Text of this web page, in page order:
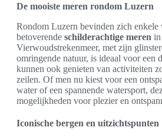
De mooiste meren rondom Luzern
Rondom Luzern bevinden zich enkele
betoverende schilderachtige meren
Vierwoudstrekenmeer, met zijn
omringende natuur, is ideaal voor een
kunnen ook genieten van activiteiten
zeilen. Of men nu kiest voor een
water of een spannende watersport,
mogelijkheden voor plezier en
Iconische bergen en uitzichtspunten